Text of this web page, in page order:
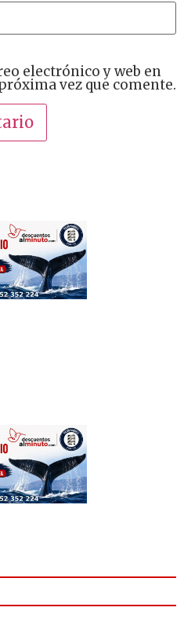
electrónico y web en
vez que comente.